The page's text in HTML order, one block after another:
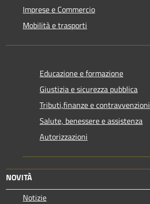
Imprese e Commercio
Mobilità e trasporti
Educazione e formazione
Giustizia e sicurezza pubblica
Tributi,finanze e contravvenzioni
Salute, benessere e assistenza
Autorizzazioni
NOVITÀ
Notizie